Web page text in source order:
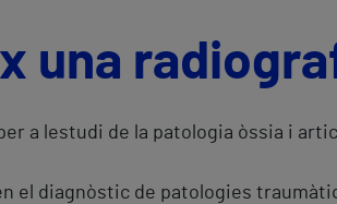
una
a lestudi de la patologia òssia i
el diagnòstic de patologies